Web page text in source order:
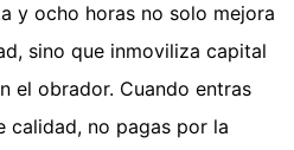
y ocho horas no solo mejora
sino que inmoviliza capital
el obrador. Cuando entras
calidad, no pagas por la